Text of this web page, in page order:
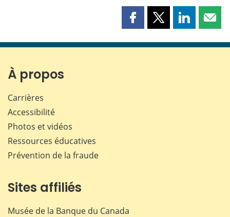
Partager
page
Partager
page
Partager
page page
À propos
Carrières
Accessibilité
Photos et vidéos
Ressources éducatives
Prévention de la fraude
Sites affiliés
Musée de la Banque du Canada